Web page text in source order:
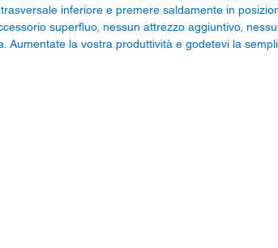
inferiore e premere saldamente in
superfluo, nessun attrezzo aggiuntivo,
Aumentate la vostra produttività e godetevi la